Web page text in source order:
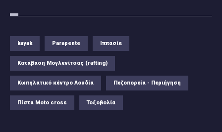
kayak Parapente Ιππασία
Κατάβαση Μογλενίτσας (rafting)
Κωπηλατικό κέντρο Λουδία Πεζοπορεία - Περιήγηση
Πίστα Moto cross Τοξοβολία